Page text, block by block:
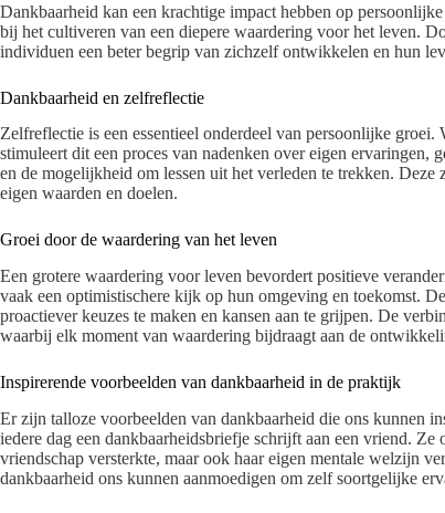
Dankbaarheid kan een krachtige impact hebben op
bij het cultiveren van een diepere waardering voor het leven.
individuen een beter begrip van zichzelf ontwikkelen en hun
Dankbaarheid en zelfreflectie
Zelfreflectie is een essentieel onderdeel van persoonlijke
stimuleert dit een proces van nadenken over eigen ervaringen,
en de mogelijkheid om lessen uit het verleden te trekken.
eigen waarden en doelen.
Groei door de waardering van het leven
Een grotere waardering voor leven bevordert positieve
vaak een optimistischere kijk op hun omgeving en toekomst.
proactiever keuzes te maken en kansen aan te grijpen. De
waarbij elk moment van waardering bijdraagt aan de
Inspirerende voorbeelden van dankbaarheid in de praktijk
Er zijn talloze voorbeelden van dankbaarheid die ons kunnen
iedere dag een dankbaarheidsbriefje schrijft aan een vriend.
vriendschap versterkte, maar ook haar eigen mentale welzijn
dankbaarheid ons kunnen aanmoedigen om zelf soortgelijke